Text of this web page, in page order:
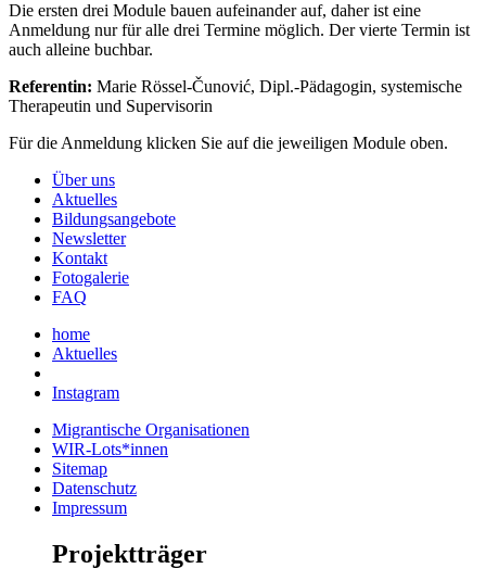
Die ersten drei Module bauen aufeinander auf, daher ist eine
Anmeldung nur für alle drei Termine möglich. Der vierte Termin ist
auch alleine buchbar.
Referentin: Marie Rössel-Čunović, Dipl.-Pädagogin, systemische
Therapeutin und Supervisorin
Für die Anmeldung klicken Sie auf die jeweiligen Module oben.
Über uns
Aktuelles
Bildungsangebote
Newsletter
Kontakt
Fotogalerie
FAQ
home
Aktuelles
Instagram
Migrantische Organisationen
WIR-Lots*innen
Sitemap
Datenschutz
Impressum
Projektträger